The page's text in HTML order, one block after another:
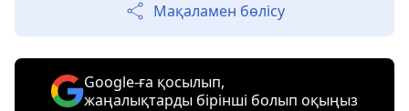
Мақаламен бөлісу
Google-ға қосылып,
жаңалықтарды бірінші болып оқыңыз